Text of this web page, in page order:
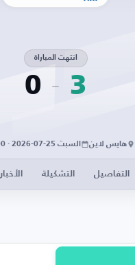
3
انتهت المباراة
0
هايس لاين السبت 25-07-2026 · 05:00 م
التفاصيل التشكيلة الأخبار